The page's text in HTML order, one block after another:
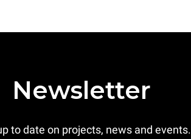
Newsletter
to date on projects, news and events.